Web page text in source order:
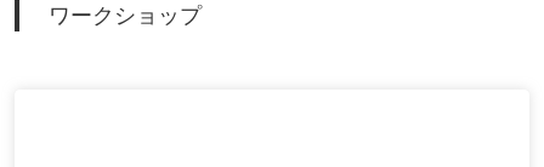
ワークショップ